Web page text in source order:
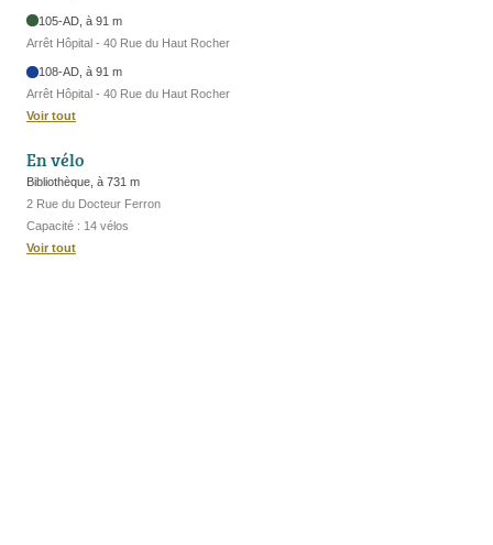
105-AD, à 91 m
Arrêt Hôpital - 40 Rue du Haut Rocher
108-AD, à 91 m
Arrêt Hôpital - 40 Rue du Haut Rocher
Voir tout
En vélo
Bibliothèque, à 731 m
2 Rue du Docteur Ferron
Capacité : 14 vélos
Voir tout